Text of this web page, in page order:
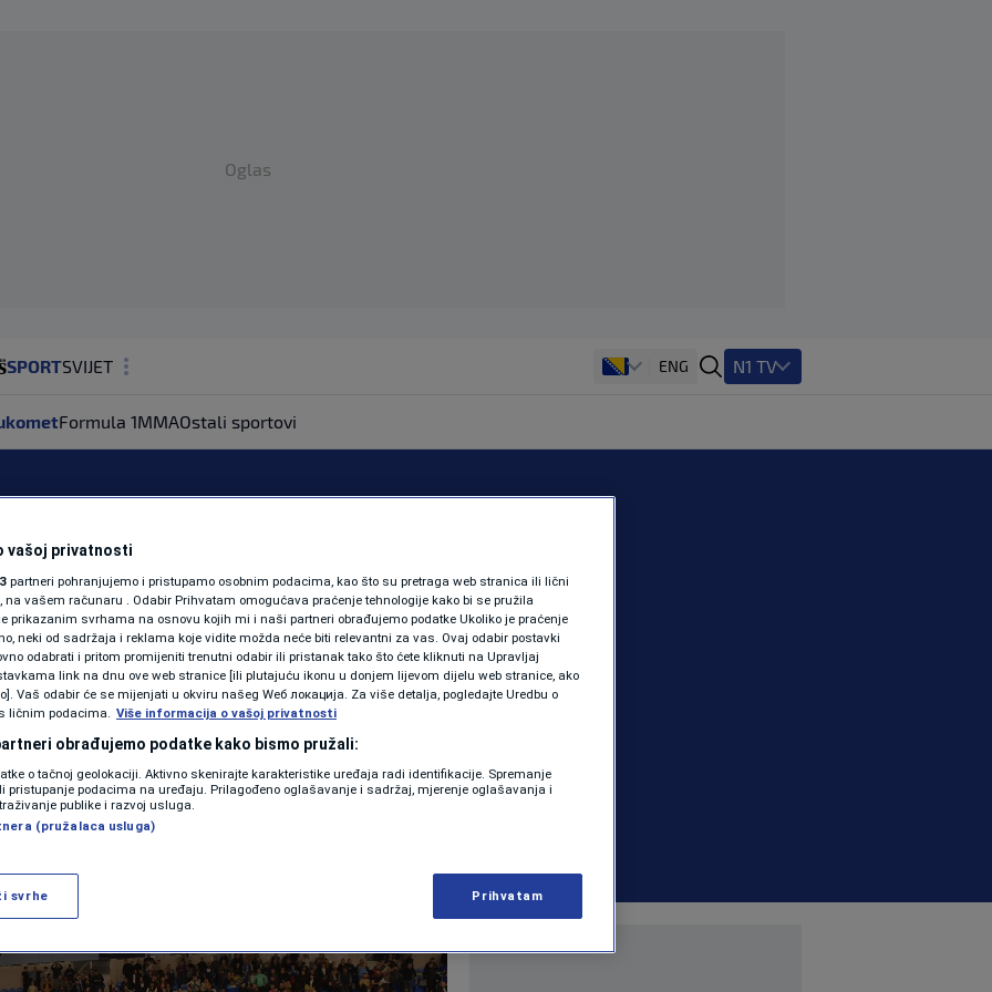
Oglas
SPORTSVIJET
ZDRAVLJE
SHOWBIZ
KOLUMNE
PODCAST
N1 SPECIJAL
FENOMENI
NEISTRAŽENO
VIRALNO
VIDEO
ENG N1 TV
Formula 1MMAOstali sportovi
poraženi od
ali i dalje imaju
RUKOMET 0 komentara
Više
vašoj privatnosti
partneri pohranjujemo i pristupamo osobnim podacima, kao što su pretraga web stranica ili lični
na vašem računaru . Odabir Prihvatam omogućava praćenje tehnologije kako bi se pružila
prikazanim svrhama na osnovu kojih mi i naši partneri obrađujemo podatke Ukoliko je praćenje
neki od sadržaja i reklama koje vidite možda neće biti relevantni za vas. Ovaj odabir postavki
odabrati i pritom promijeniti trenutni odabir ili pristanak tako što ćete kliknuti na Upravljaj
link na dnu ove web stranice [ili plutajuću ikonu u donjem lijevom dijelu web stranice, ako
Vaš odabir će se mijenjati u okviru našeg Wеб локација. Za više detalja, pogledajte Uredbu o
ličnim podacima. Više informacija o vašoj privatnosti
obrađujemo podatke kako bismo pružali:
o tačnoj geolokaciji. Aktivno skenirajte karakteristike uređaja radi identifikacije. Spremanje
pristupanje podacima na uređaju. Prilagođeno oglašavanje i sadržaj, mjerenje oglašavanja i
publike i razvoj usluga.
(pružalaca usluga)
svrhe Prihvatam